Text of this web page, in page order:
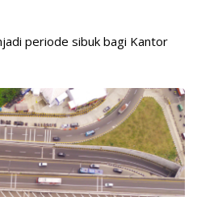
periode sibuk bagi Kantor